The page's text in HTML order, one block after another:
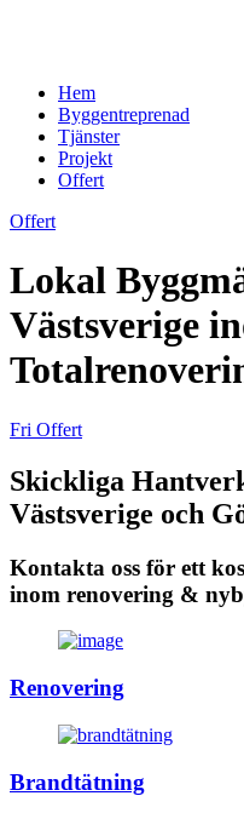
Hem
Byggentreprenad
Tjänster
Projekt
Offert
Offert
Lokal
Västsverige
Fri Offert
Skickliga
Västsverige och
Kontakta oss för ett
inom renovering &
Renovering
Brandtätning